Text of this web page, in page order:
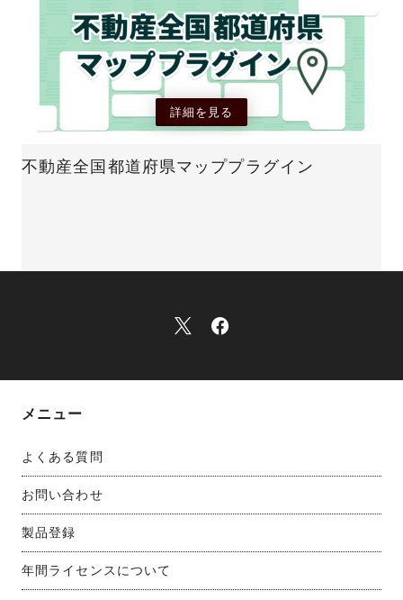
詳細を見る
不動産全国都道府県マッププラグイン
メニュー
よくある質問
お問い合わせ
製品登録
年間ライセンスについて